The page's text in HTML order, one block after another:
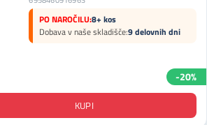
PO NAROČILU:8+ kos
Dobava v naše skladišče:9 delovnih dni
-20%